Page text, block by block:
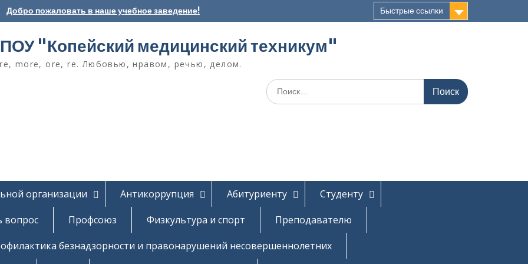
Добро пожаловать в наше учебное заведение! Быстрые ссылки
"Копейский медицинский техникум"
more, ore, re. Любовью, нравом, речью, делом.
Поиск
по:
организации Антикоррупция Абитуриенту
Студенту
вопрос Профсоюз Физкультура и спорт
Преподавателю
безнадзорности и правонарушений несовершеннолетних